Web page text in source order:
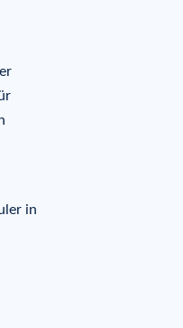
in